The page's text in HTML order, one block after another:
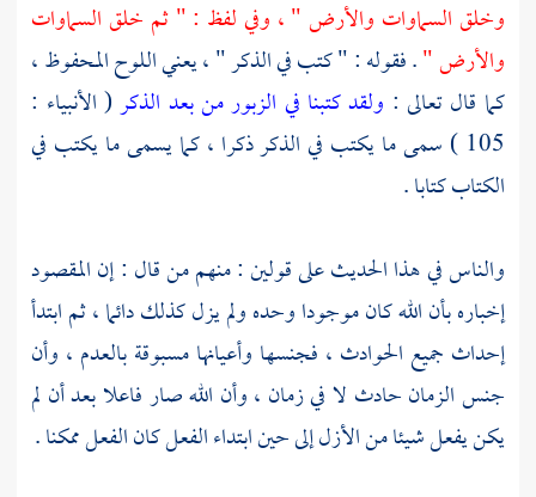
وخلق السماوات والأرض " ، وفي لفظ : " ثم خلق السماوات
والأرض ". فقوله : " كتب في الذكر " ، يعني اللوح المحفوظ ،
كما قال تعالى : ولقد كتبنا في الزبور من بعد الذكر( الأنبياء :
105 ) سمى ما يكتب في الذكر ذكرا ، كما يسمى ما يكتب في
الكتاب كتابا .
والناس في هذا الحديث على قولين : منهم من قال : إن المقصود
إخباره بأن الله كان موجودا وحده ولم يزل كذلك دائما ، ثم ابتدأ
إحداث جميع الحوادث ، فجنسها وأعيانها مسبوقة بالعدم ، وأن
جنس الزمان حادث لا في زمان ، وأن الله صار فاعلا بعد أن لم
يكن يفعل شيئا من الأزل إلى حين ابتداء الفعل كان الفعل ممكنا .